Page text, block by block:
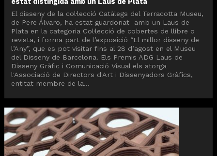
El disseny de la col·lecció Catàlegs del Terracotta Museu,
de Pere Álvaro, ha estat guardonat amb un Laus de
Plata en la categoria Col·lecció de cobertes de llibre o
revista, i forma part de l’exposició “El millor disseny de
l’Any”, que es pot visitar fins al 28 d’agost en el Museu
del Disseny de Barcelona. Els Premis ADG Laus de
Disseny Gràfic i Comunicació Visual els atorga
l'Associació de Directors d'Art i Dissenyadors Gràfics,
entitat membre de la...